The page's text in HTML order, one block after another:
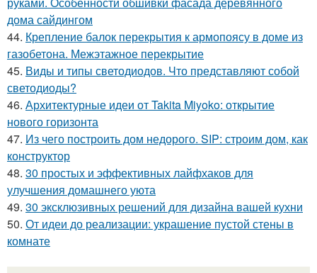
дома сайдингом
44. Крепление балок перекрытия к армопоясу в доме из
газобетона. Межэтажное перекрытие
45. Виды и типы светодиодов. Что представляют собой
светодиоды?
46. Архитектурные идеи от Takita Miyoko: открытие
нового горизонта
47. Из чего построить дом недорого. SIP: строим дом, как
конструктор
48. 30 простых и эффективных лайфхаков для
улучшения домашнего уюта
49. 30 эксклюзивных решений для дизайна вашей кухни
50. От идеи до реализации: украшение пустой стены в
комнате